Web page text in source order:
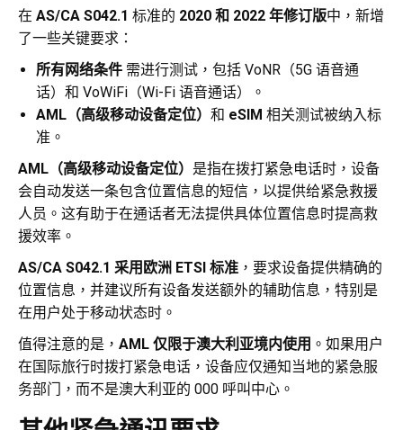
在 AS/CA S042.1 标准的 2020 和 2022 年修订版中，新增
了一些关键要求：
所有网络条件 需进行测试，包括 VoNR（5G 语音通
话）和 VoWiFi（Wi-Fi 语音通话）。
AML（高级移动设备定位） 和 eSIM 相关测试被纳入标
准。
AML（高级移动设备定位） 是指在拨打紧急电话时，设备
会自动发送一条包含位置信息的短信，以提供给紧急救援
人员。这有助于在通话者无法提供具体位置信息时提高救
援效率。
AS/CA S042.1 采用欧洲 ETSI 标准 ，要求设备提供精确的
位置信息，并建议所有设备发送额外的辅助信息，特别是
在用户处于移动状态时。
值得注意的是， AML 仅限于澳大利亚境内使用 。如果用户
在国际旅行时拨打紧急电话，设备应仅通知当地的紧急服
务部门，而不是澳大利亚的 000 呼叫中心。